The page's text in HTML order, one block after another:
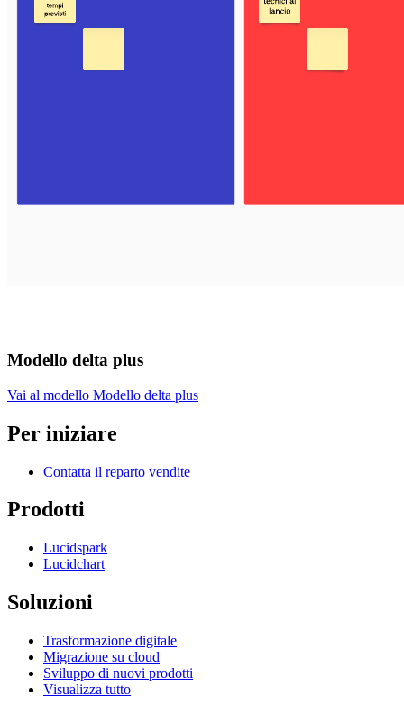
Modello delta plus
Vai al modello Modello delta plus
Per iniziare
Contatta il reparto vendite
Prodotti
Lucidspark
Lucidchart
Soluzioni
Trasformazione digitale
Migrazione su cloud
Sviluppo di nuovi prodotti
Visualizza tutto